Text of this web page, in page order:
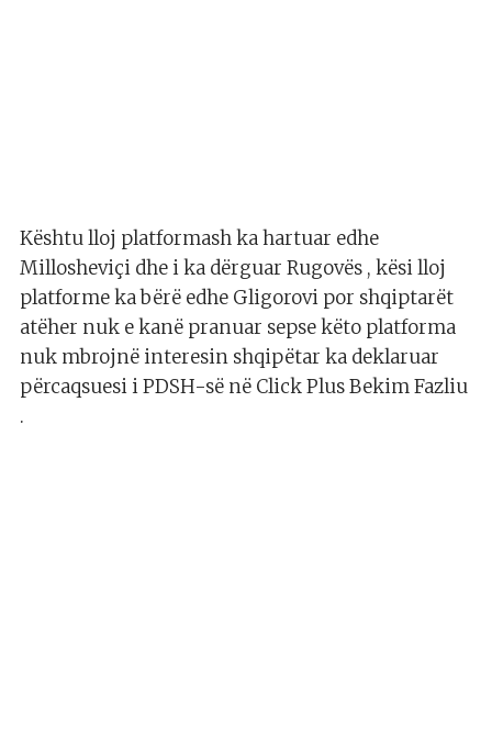
Kështu lloj platformash ka hartuar edhe
Millosheviçi dhe i ka dërguar Rugovës , kësi lloj
platforme ka bërë edhe Gligorovi por shqiptarët
atëher nuk e kanë pranuar sepse këto platforma
nuk mbrojnë interesin shqipëtar ka deklaruar
përcaqsuesi i PDSH-së në Click Plus Bekim Fazliu
.